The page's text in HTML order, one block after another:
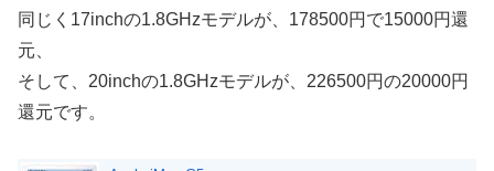
同じく17inchの1.8GHzモデルが、178500円で15000円還
元、
そして、20inchの1.8GHzモデルが、226500円の20000円
還元です。